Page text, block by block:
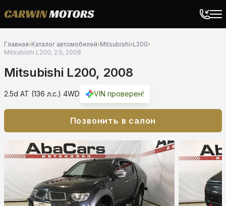
Главная›Каталог автомобилей›Mitsubishi›L200›
Mitsubishi L200, 2.5, 2008
Mitsubishi L200, 2008
2.5d AT (136 л.с.) 4WD VIN проверен!
Позвонить в салон